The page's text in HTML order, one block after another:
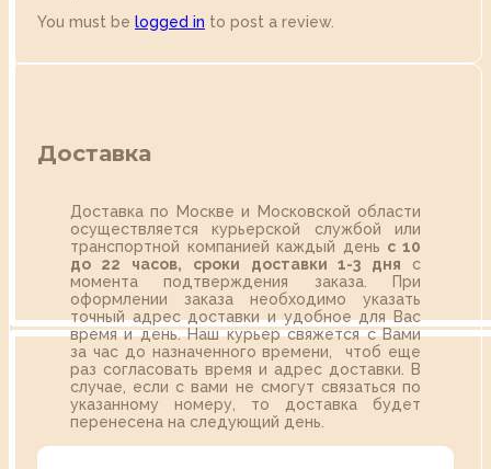
You must be logged in to post a review.
Доставка
Доставка по Москве и Московской области
осуществляется курьерской службой или
транспортной компанией каждый день с 10
до 22 часов,
сроки доставки 1-3 дня с
момента подтверждения заказа. При
оформлении заказа необходимо указать
точный адрес доставки и удобное для Вас
время и день. Наш курьер свяжется с Вами
за час до назначенного времени, чтоб еще
раз согласовать время и адрес доставки. В
случае, если с вами не смогут связаться по
указанному номеру, то доставка будет
перенесена на следующий день.